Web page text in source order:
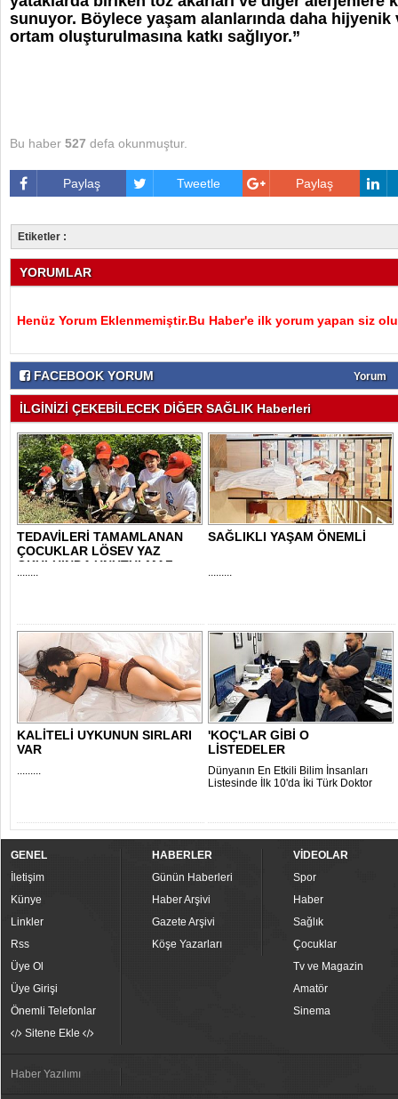
sunuyor. Böylece yaşam alanlarında daha hijyenik
ortam oluşturulmasına katkı sağlıyor.”
Bu haber 527 defa okunmuştur.
Paylaş Tweetle Paylaş
Etiketler :
YORUMLAR
Henüz Yorum Eklenmemiştir.Bu Haber'e ilk yorum yapan siz
FACEBOOK YORUM Yorum
İLGİNİZİ ÇEKEBİLECEK DİĞER SAĞLIK Haberleri
TEDAVİLERİ TAMAMLANAN
ÇOCUKLAR LÖSEV YAZ
OKULU’NDA UNUTULMAZ..
SAĞLIKLI YAŞAM ÖNEMLİ
KALİTELİ UYKUNUN SIRLARI
VAR
'KOÇ'LAR GİBİ O
LİSTEDELER
Dünyanın En Etkili Bilim İnsanları
Listesinde İlk 10'da İki Türk Doktor
GENEL
İletişim
Künye
Linkler
Rss
Üye Ol
Üye Girişi
Önemli Telefonlar
Sitene Ekle
HABERLER
Günün Haberleri
Haber Arşivi
Gazete Arşivi
Köşe Yazarları
VİDEOLAR
Spor
Haber
Sağlık
Çocuklar
Tv ve Magazin
Amatör
Sinema
Haber Yazılımı